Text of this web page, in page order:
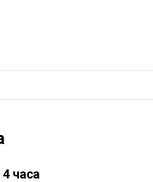
часа